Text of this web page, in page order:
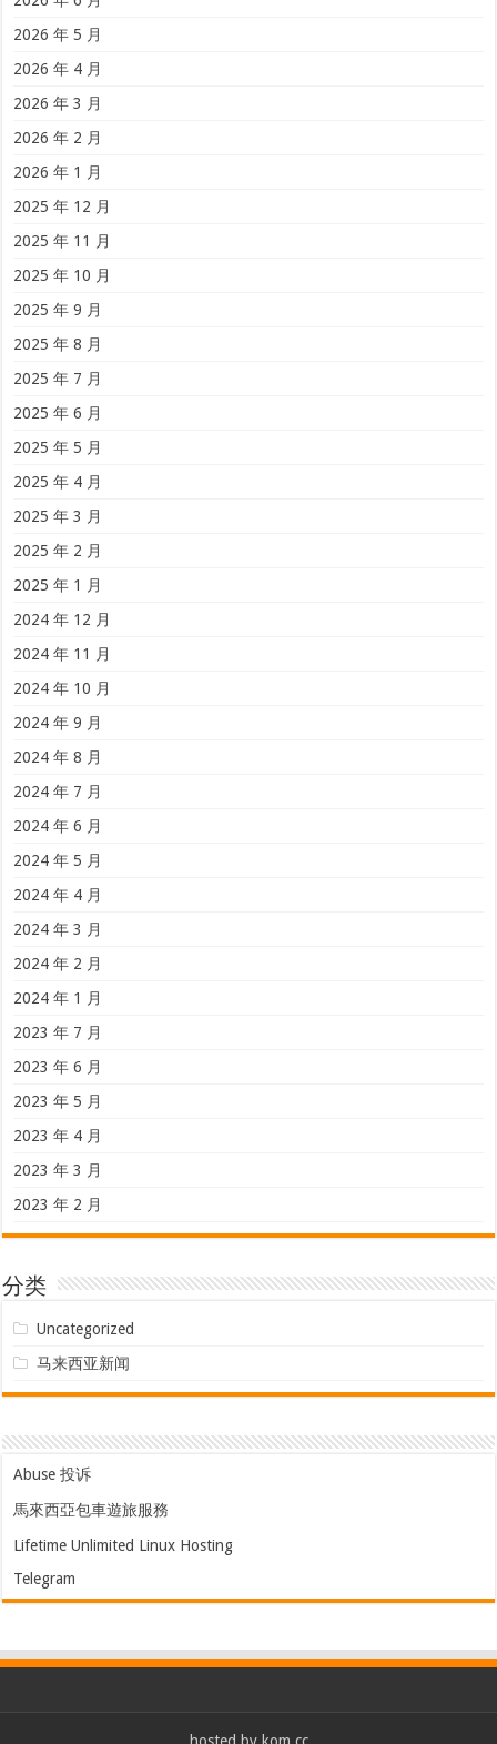
2026 年 5 月
2026 年 4 月
2026 年 3 月
2026 年 2 月
2026 年 1 月
2025 年 12 月
2025 年 11 月
2025 年 10 月
2025 年 9 月
2025 年 8 月
2025 年 7 月
2025 年 6 月
2025 年 5 月
2025 年 4 月
2025 年 3 月
2025 年 2 月
2025 年 1 月
2024 年 12 月
2024 年 11 月
2024 年 10 月
2024 年 9 月
2024 年 8 月
2024 年 7 月
2024 年 6 月
2024 年 5 月
2024 年 4 月
2024 年 3 月
2024 年 2 月
2024 年 1 月
2023 年 7 月
2023 年 6 月
2023 年 5 月
2023 年 4 月
2023 年 3 月
2023 年 2 月
分类
Uncategorized
马来西亚新闻
Abuse 投诉
馬來西亞包車遊旅服務
Lifetime Unlimited Linux Hosting
Telegram